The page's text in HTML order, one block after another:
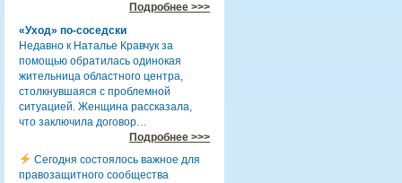
Подробнее >>>
«Уход» по-соседски
Недавно к Наталье Кравчук за
помощью обратилась одинокая
жительница областного центра,
столкнувшаяся с проблемной
ситуацией. Женщина рассказала,
что заключила договор…
Подробнее >>>
Сегодня состоялось важное для
правозащитного сообщества